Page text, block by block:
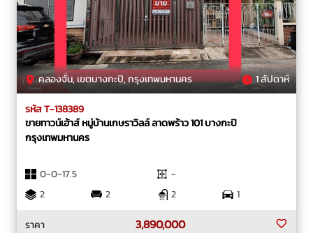
คลองจั่น, เขตบางกะปิ, กรุงเทพมหานคร 1 สัปดาห์
รหัส T-138389
ขายทาวน์เฮ้าส์ หมู่บ้านเกษราวิลล์ ลาดพร้าว 101 บางกะปิ
กรุงเทพมหานคร
0-0-17.5
-
2
2 2
1
ราคา
3,890,000